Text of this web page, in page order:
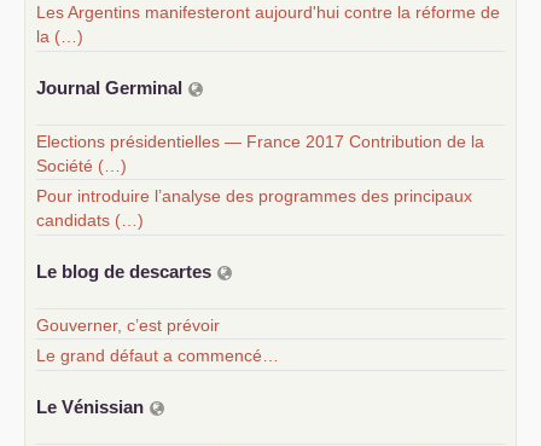
Les Argentins manifesteront aujourd'hui contre la réforme de
la (…)
Journal Germinal
Elections présidentielles — France 2017 Contribution de la
Société (…)
Pour introduire l’analyse des programmes des principaux
candidats (…)
Le blog de descartes
Gouverner, c’est prévoir
Le grand défaut a commencé…
Le Vénissian